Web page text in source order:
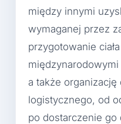
między innymi
wymaganej przez
przygotowanie
a także organizację
logistycznego, od
po dostarczenie